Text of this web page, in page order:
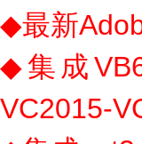
◆最新
◆集成
VC2015-